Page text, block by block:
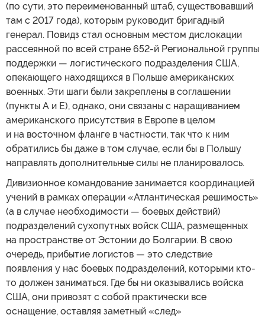
(по сути, это переименованный штаб, существовавший
там с 2017 года), которым руководит бригадный
генерал. Повидз стал основным местом дислокации
рассеянной по всей стране 652-й Региональной группы
поддержки — логистического подразделения США,
опекающего находящихся в Польше американских
военных. Эти шаги были закреплены в соглашении
(пункты А и Е), однако, они связаны с наращиванием
американского присутствия в Европе в целом
и на восточном фланге в частности, так что к ним
обратились бы даже в том случае, если бы в Польшу
направлять дополнительные силы не планировалось.
Дивизионное командование занимается координацией
учений в рамках операции «Атлантическая решимость»
(а в случае необходимости — боевых действий)
подразделений сухопутных войск США, размещенных
на пространстве от Эстонии до Болгарии. В свою
очередь, прибытие логистов — это следствие
появления у нас боевых подразделений, которыми кто-
то должен заниматься. Где бы ни оказывались войска
США, они привозят с собой практически все
оснащение, оставляя заметный «след»